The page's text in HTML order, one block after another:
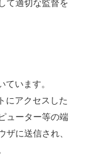
て適切な監督を
ています。
にアクセスした
ューター等の端
ザに送信され、